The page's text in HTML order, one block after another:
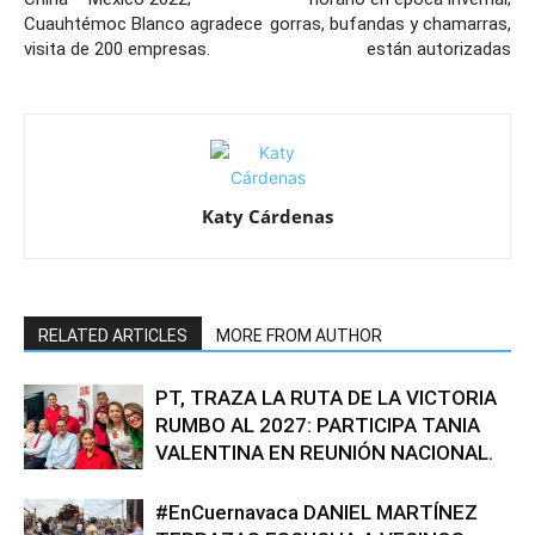
Cuauhtémoc Blanco agradece
visita de 200 empresas.
gorras, bufandas y chamarras,
están autorizadas
Katy Cárdenas
RELATED ARTICLES MORE FROM AUTHOR
PT, TRAZA LA RUTA DE LA VICTORIA
RUMBO AL 2027: PARTICIPA TANIA
VALENTINA EN REUNIÓN NACIONAL.
#EnCuernavaca DANIEL MARTÍNEZ